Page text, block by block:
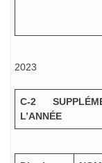
2023
C-2
L’ANNÉE